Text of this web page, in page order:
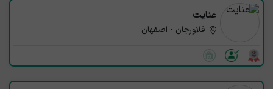
عنایت
فلاورجان - اصفهان